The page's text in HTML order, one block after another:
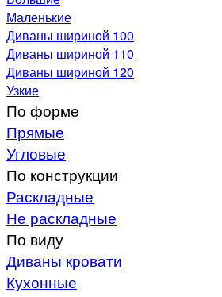
Маленькие
Диваны шириной 100
Диваны шириной 110
Диваны шириной 120
Узкие
По форме
Прямые
Угловые
По конструкции
Раскладные
Не раскладные
По виду
Диваны кровати
Кухонные